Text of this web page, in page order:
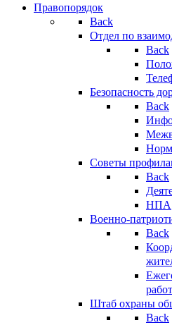
Правопорядок
Back
Отдел по
Back
Безопасность
Back
Советы
Back
НПА
Военно-
Back
Штаб охраны
Back